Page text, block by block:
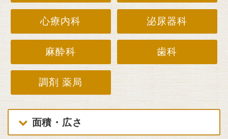
心療内科 泌尿器科
麻酔科 歯科
調剤 薬局
面積・広さ